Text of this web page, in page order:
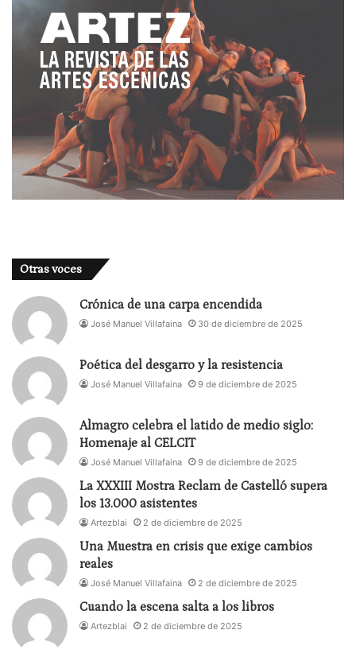
Otras voces
Crónica de una carpa encendida
José Manuel Villafaina 30 de diciembre de 2025
Poética del desgarro y la resistencia
José Manuel Villafaina 9 de diciembre de 2025
Almagro celebra el latido de medio siglo:
Homenaje al CELCIT
José Manuel Villafaina 9 de diciembre de 2025
La XXXIII Mostra Reclam de Castelló supera
los 13.000 asistentes
Artezblai 2 de diciembre de 2025
Una Muestra en crisis que exige cambios
reales
José Manuel Villafaina 2 de diciembre de 2025
Cuando la escena salta a los libros
Artezblai 2 de diciembre de 2025